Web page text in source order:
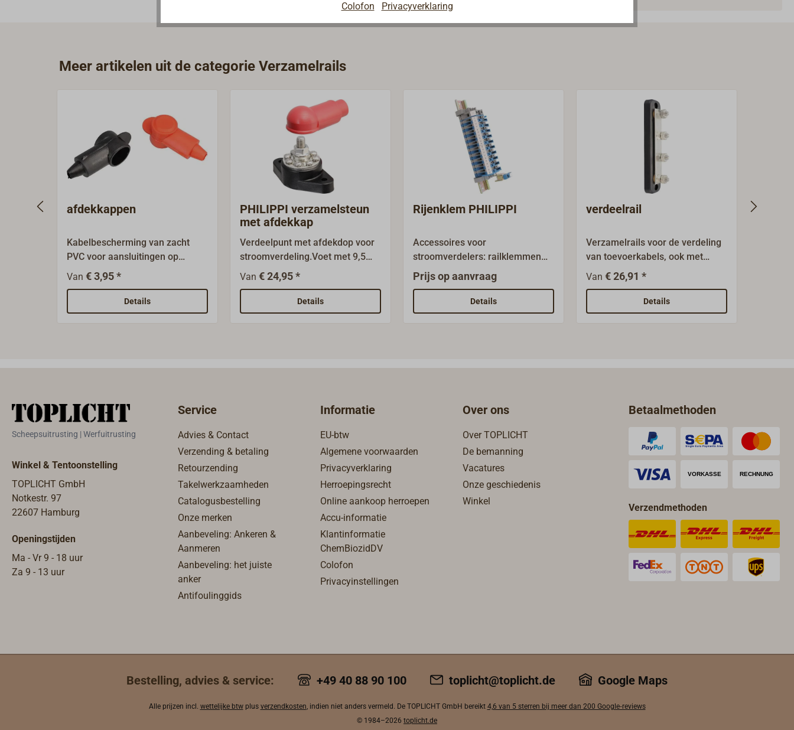
Meer artikelen uit de categorie Verzamelrails
afdekkappen
Kabelbescherming van zacht
PVC voor aansluitingen op
verdeelkasten en grote
verbruikers.
Van € 3,95 *
Details
PHILIPPI verzamelsteun
met afdekkap
Verdeelpunt met afdekdop voor
stroomverdeling.Voet met 9,5
mm draadbout.Ook leverbaar als
type SSP1 zonder extra
Van € 24,95 *
Details
Rijenklem PHILIPPI
Accessoires voor
stroomverdelers: railklemmen
met aansluitparen op DIN-rail
dienen voor het overzichtelijk
aansluiten van de
verbruikersleidingen en de
Prijs op aanvraag
Details
verdeelrail
Verzamelrails voor de verdeling
van toevoerkabels, ook met
verschillende doorsneden, bijv.
van massa-geleiders.Rails en
schroeven van messing,
gedeeltelijk vertind, gemonteerd
Van € 26,91 *
Details
Scheepsuitrusting | Werfuitrusting
Winkel & Tentoonstelling
TOPLICHT GmbH
Notkestr. 97
22607 Hamburg
Openingstijden
Ma - Vr 9 - 18 uur
Za 9 - 13 uur
Service
Advies & Contact
Verzending & betaling
Retourzending
Takelwerkzaamheden
Catalogusbestelling
Onze merken
Aanbeveling: Ankeren &
Aanmeren
Aanbeveling: het juiste
anker
Antifoulinggids
Informatie
EU-btw
Algemene voorwaarden
Privacyverklaring
Herroepingsrecht
Online aankoop herroepen
Accu-informatie
Klantinformatie
ChemBiozidDV
Colofon
Privacyinstellingen
Over ons
Over TOPLICHT
De bemanning
Vacatures
Onze geschiedenis
Winkel
Betaalmethoden
Verzendmethoden
Bestelling, advies & service: +49 40 88 90 100 toplicht@toplicht.de Google Maps
Alle prijzen incl. wettelijke btwplus verzendkosten, indien niet anders vermeld. De TOPLICHT GmbH bereikt 4,6 van 5 sterren bij meer dan 200 Google‑reviews
© 1984–2026 toplicht.de
Colofon Privacyverklaring